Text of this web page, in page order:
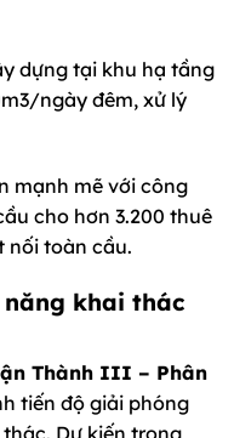
dựng tại khu hạ tầng
ngày đêm, xử lý
mạnh mẽ với công
cho hơn 3.200 thuê
nối toàn cầu.
khai thác
Thành III – Phân
tiến độ giải phóng
Dự kiến trong